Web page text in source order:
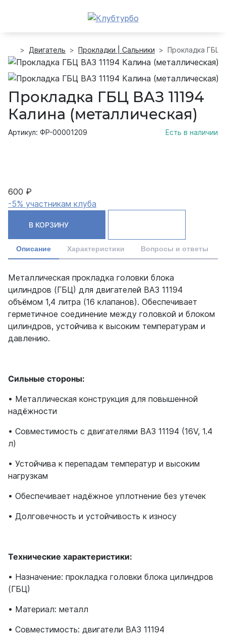
Двигатель Прокладки | Сальники Прокладка ГБЦ
Прокладка ГБЦ ВАЗ 11194
Калина (металлическая)
Артикул: ФР-00001209 Есть в наличии
600 ₽
-5% участникам клуба
В КОРЗИНУ
Описание Характеристики Вопросы и ответы
Металлическая прокладка головки блока
цилиндров (ГБЦ) для двигателей ВАЗ 11194
объёмом 1,4 литра (16 клапанов). Обеспечивает
герметичное соединение между головкой и блоком
цилиндров, устойчива к высоким температурам и
давлению.
Сильные стороны:
• Металлическая конструкция для повышенной
надёжности
• Совместимость с двигателями ВАЗ 11194 (16V, 1.4
л)
• Устойчива к перепадам температур и высоким
нагрузкам
• Обеспечивает надёжное уплотнение без утечек
• Долговечность и устойчивость к износу
Технические характеристики:
• Назначение: прокладка головки блока цилиндров
(ГБЦ)
• Материал: металл
• Совместимость: двигатели ВАЗ 11194